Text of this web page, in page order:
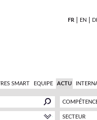
FR EN
SMART EQUIPE ACTU
SECTEUR